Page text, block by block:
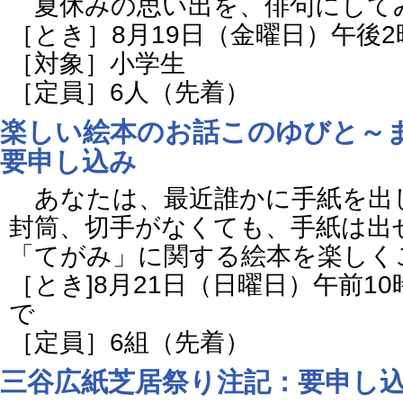
［とき］8月19日（金曜日）午後
［対象］小学生
［定員］6人（先着）
楽しい絵本のお話このゆびと～
要申し込み
あなたは、最近誰かに手紙を出
封筒、切手がなくても、手紙は
「てがみ」に関する絵本を楽し
［とき]8月21日（日曜日）午前
で
［定員］6組（先着）
三谷広紙芝居祭り注記：要申し